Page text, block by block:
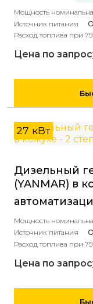
Мощность
Источник питания
Расход топлива при
Цена по
27 кВт
Дизельный
(YANMAR) в
Мощность
Источник питания
Расход топлива при
Цена по